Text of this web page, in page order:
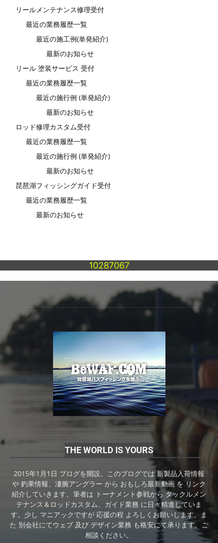
リールメンテナンス修理受付
最近の業務履歴一覧
最近の施工例(単発紹介)
最新のお知らせ
リール 塗装サービス 受付
最近の業務履歴一覧
最近の施行例 (単発紹介)
最新のお知らせ
ロッド修理カスタム受付
最近の業務履歴一覧
最近の施行例 (単発紹介)
最新のお知らせ
琵琶湖フィッシングガイド受付
最近の業務履歴一覧
最新のお知らせ
10287067
THE WORLD IS YOURS
2015年1月1日 ブログを開設。このブログでは 新製品入荷情報
や 釣果情報、凄腕アングラー から おもしろ最新動画 を リンク
紹介していきます。筆者は トーナメント参戦から タックルメン
テナンス＆ロッドカスタム、ガイド業務 に日々精進していま
す。少し マニアックですが 応援の程 よろしくお願いします。ま
た 別会社にてウェブ 及び デザイン業務 も格安にて承ります。ご
相談ください。